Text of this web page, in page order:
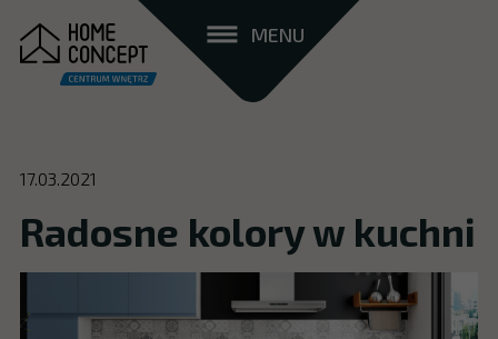
MENU
17.03.2021
Radosne kolory w kuchni